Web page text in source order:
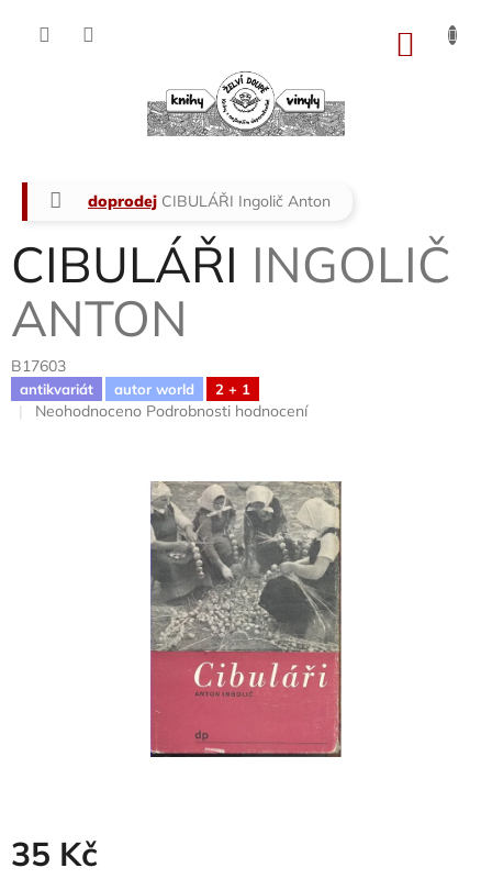
Domů
doprodej CIBULÁŘI Ingolič Anton
CIBULÁŘI INGOLIČ
ANTON
B17603
antikvariát autor world 2 + 1
Průměrné
Neohodnoceno Podrobnosti hodnocení
35 Kč